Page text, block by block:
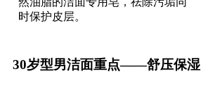
时保护皮层。
30岁型男洁面重点——舒压保湿